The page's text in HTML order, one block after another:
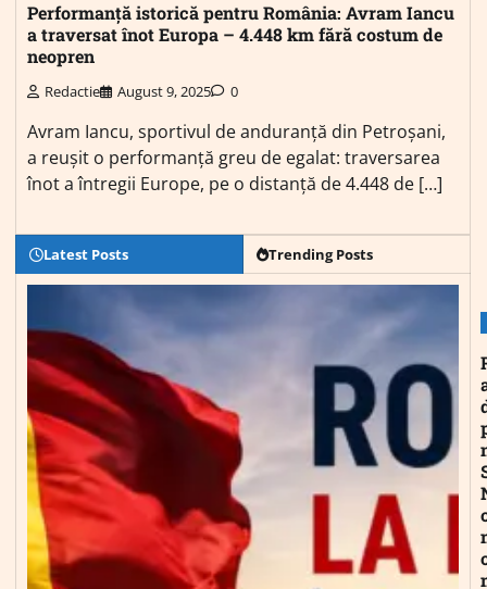
Performanță istorică pentru România: Avram Iancu
a traversat înot Europa – 4.448 km fără costum de
neopren
Redactie August 9, 2025 0
Avram Iancu, sportivul de anduranță din Petroșani,
a reușit o performanță greu de egalat: traversarea
înot a întregii Europe, pe o distanță de 4.448 de […]
Latest Posts Trending Posts